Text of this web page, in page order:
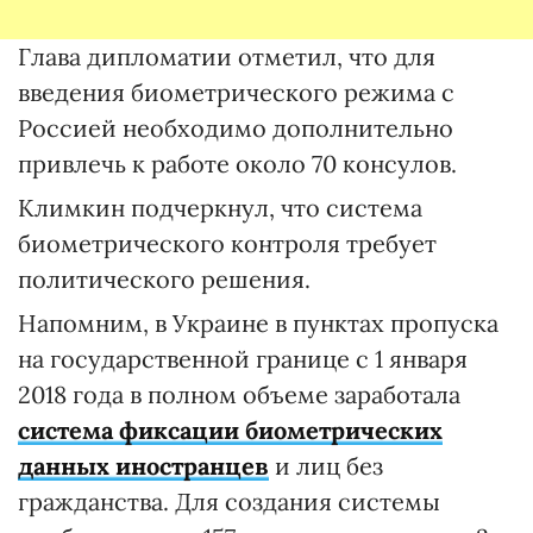
Глава дипломатии отметил, что для
введения биометрического режима с
Россией необходимо дополнительно
привлечь к работе около 70 консулов.
Климкин подчеркнул, что система
биометрического контроля требует
политического решения.
Напомним, в Украине в пунктах пропуска
на государственной границе с 1 января
2018 года в полном объеме заработала
система фиксации биометрических
данных иностранцев и лиц без
гражданства. Для создания системы